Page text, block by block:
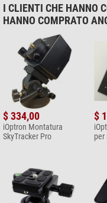
I CLIENTI CHE HANNO
HANNO COMPRATO
$ 334,00
iOptron Montatura
SkyTracker Pro
$
per